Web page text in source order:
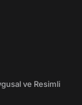
ve Resimli